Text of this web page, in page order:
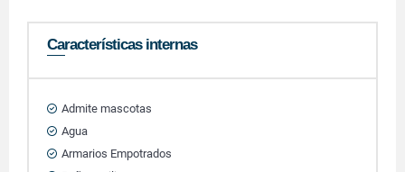
Características internas
Admite mascotas
Agua
Armarios Empotrados